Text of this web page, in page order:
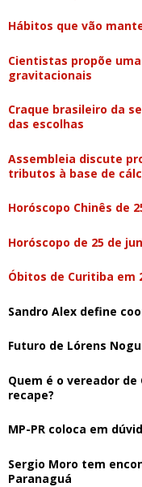
Hábitos que vão
Cientistas propõe
gravitacionais
Craque brasileiro da
das escolhas
Assembleia discute
tributos à base de
Horóscopo Chinês de
Horóscopo de 25 de
Óbitos de Curitiba em
Sandro Alex define
Futuro de Lórens
Quem é o vereador
recape?
MP-PR coloca em
Sergio Moro tem
Paranaguá